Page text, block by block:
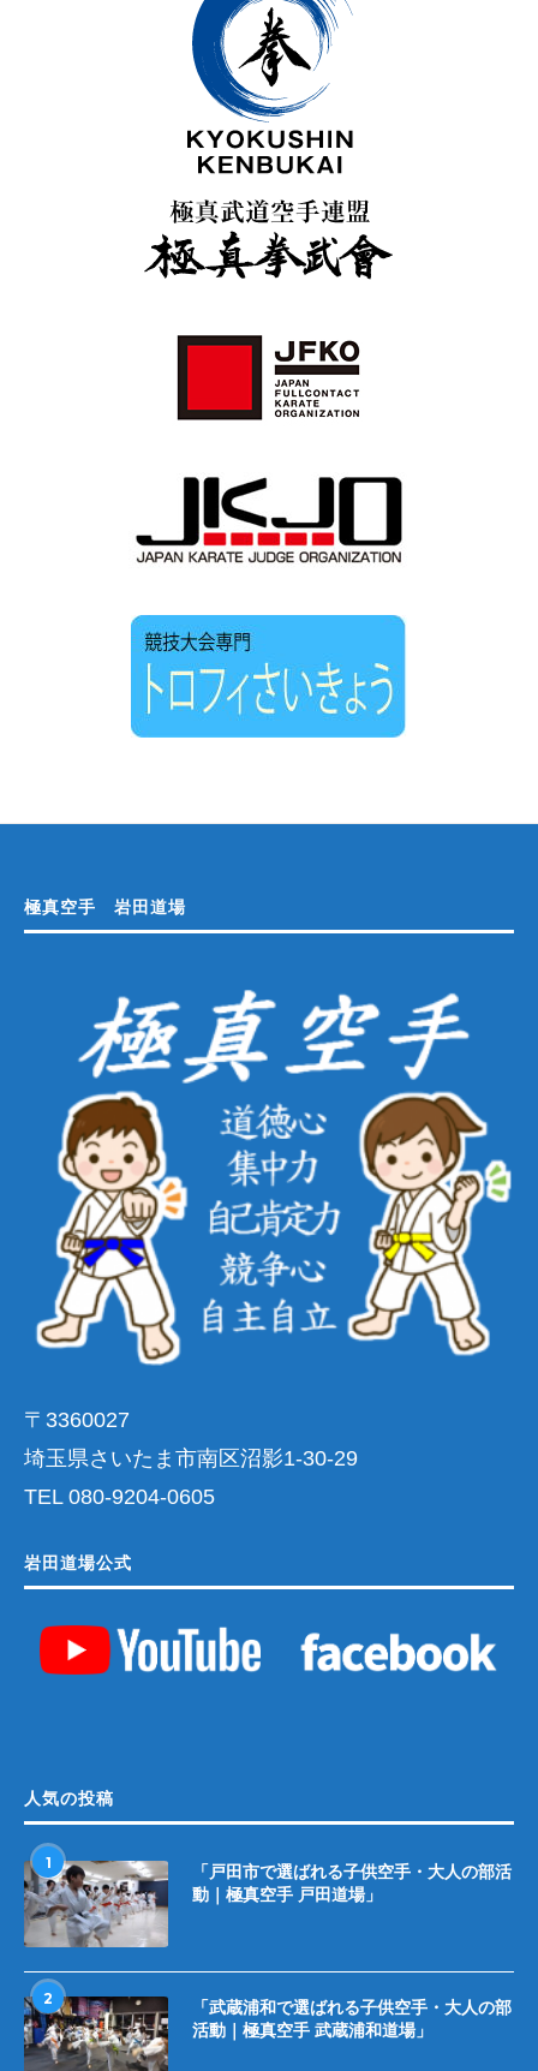
極真空手 岩田道場
〒3360027
埼玉県さいたま市南区沼影1-30-29
TEL 080-9204-0605
岩田道場公式
人気の投稿
1
「戸田市で選ばれる子供空手・大人の部活
動｜極真空手 戸田道場」
2
「武蔵浦和で選ばれる子供空手・大人の部
活動｜極真空手 武蔵浦和道場」